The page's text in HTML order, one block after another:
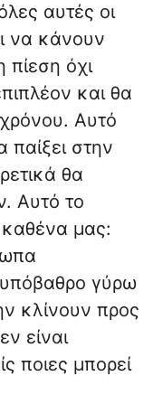
αυτές οι
να κάνουν
πίεση όχι
και θα
Αυτό
παίξει στην
θα
Αυτό το
καθένα μας:
γύρω
κλίνουν προς
είναι
ποιες μπορεί